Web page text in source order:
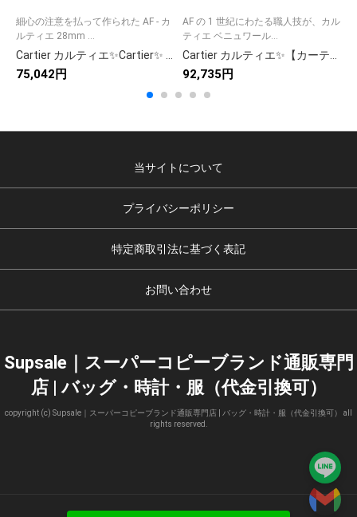
細心の注意を払って作られた AF - カ
ルティエ 28mm ...
75,042円
AF の 1 世紀にわたる職人技が、カル
ティエ ベニュワール...
92,735円
当サイトについて
プライバシーポリシー
特定商取引法に基づく表記
お問い合わせ
Supsale｜スーパーコピーブランド通販専門
店 | バッグ・時計・服（代金引換可）
copyright (c) Supsale｜スーパーコピーブランド通販専門店 | バッグ・時計・服（代金引換可） all
rights reserved.